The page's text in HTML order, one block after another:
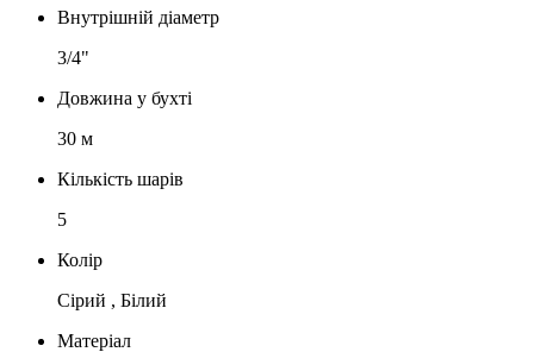
Внутрішній діаметр
3/4"
Довжина у бухті
30 м
Кількість шарів
5
Колір
Сірий , Білий
Матеріал